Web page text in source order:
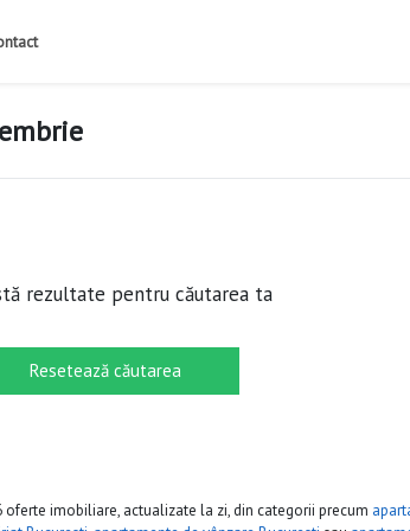
rezultate pentru căutarea ta
Resetează căutarea
imobiliare, actualizate la zi, din categorii precum